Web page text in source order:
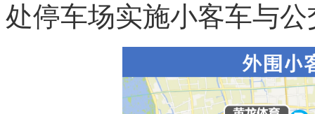
处停车场实施小客车与